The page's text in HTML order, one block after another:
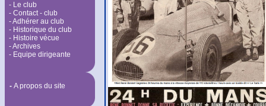
- Le club
- Contact - club
- Adhérer au club
- Historique du club
- Histoire vécue
- Archives
- Equipe dirigeante
- A propos du site